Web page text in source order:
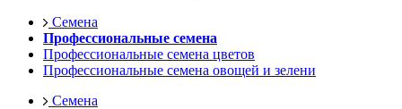
Семена
Профессиональные семена
Профессиональные семена цветов
Профессиональные семена овощей и зелени
Семена